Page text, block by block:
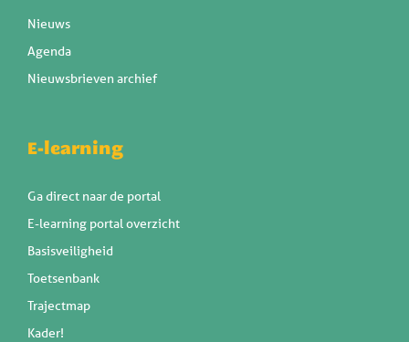
Nieuws
Agenda
Nieuwsbrieven archief
E-learning
Ga direct naar de portal
E-learning portal overzicht
Basisveiligheid
Toetsenbank
Trajectmap
Kader!